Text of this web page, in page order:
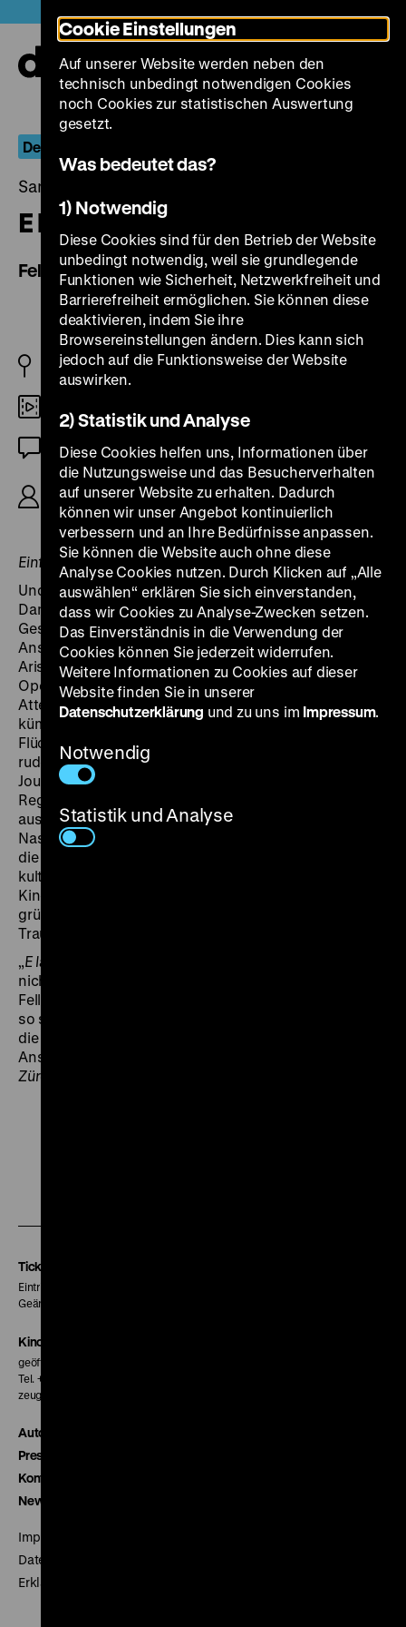
zum
Seiteninhalt
springen
Der globale Krieg
Samstag, 26. Juli 2014, 21.00 - 00.00 Uhr
E la nave va
Fellinis Schiff der Träume
IT/FR 1983
OmU
R/B: Federico Fellini, D: Freddie Jones, Barbara
Jefford, Victor Poletti, Pina Bausch, 132’
Einführung am 26.07.: Peter Niedermüller
Und das Schiff fährt davon. Auf einem luxuriösen
Dampfer findet sich im Sommer 1914 die feine
Gesellschaft der Jahrhundertwende ein, eine
Ansammlung von Künstlern, Politikern und
Aristokraten – unterwegs, um einer verstorbenen
Operndiva die letzte Ehre zu erweisen. Die Kunde vom
Attentat in Sarajewo wird vernommen, doch wen
kümmert es. Man nimmt sogar eine Gruppe serbischer
Flüchtlinge auf. Am Schluss, wenn alles vorbei ist,
rudert der Chronist der Reise, der italienische
Journalist Orlando (Freddie Jones, das alter ego des
Regisseurs), in einem Rettungsboot durch ein Meer
aus Papier, begleitet allein von einem stinkenden
Nashorn. Fellini liebt das Groteske, das Absurde und
die Ironie, und so ist sein Abgesang auf das alte,
kultivierte Europa zugleich auch ein Abgesang auf das
Kino. Ein Untergang in Schönheit, die Titanic lässt
grüßen. Hier aber ist der Untergang frei von
Traurigkeit, er ist eine heitere Angelegenheit.
„E la nave va
nicht immer (...) wirklich etwas zu lachen gibt. Die Filme
Fellinis waren eigentlich immer komische Filme, weil –
so sein Verständnis der modernen Wirklichkeit – einzig
die Komik noch das Tragische unserer Situation zur
Anschaulichkeit zu bringen imstande ist.“ (
Zürcher Zeitung
Tickets
Eintritt 5 €
Geänderte Preise sind im Programm vermerkt.
Kinokasse
geöffnet 30 Minuten vor Beginn der ersten Vorstellung
Tel. + 49 30 20304-770
zeughauskino@dhm.de
Autor*innen
Presse
Kontakt
Newsletter
Impressum
Datenschutz
Erklärung digitale Barrierefreiheit
Cookie Einstellungen
Auf unserer Website werden neben den
technisch unbedingt notwendigen Cookies
noch Cookies zur statistischen Auswertung
gesetzt.
Was bedeutet das?
1) Notwendig
Diese Cookies sind für den Betrieb der Website
unbedingt notwendig, weil sie grundlegende
Funktionen wie Sicherheit, Netzwerkfreiheit und
Barrierefreiheit ermöglichen. Sie können diese
deaktivieren, indem Sie ihre
Browsereinstellungen ändern. Dies kann sich
jedoch auf die Funktionsweise der Website
auswirken.
2) Statistik und Analyse
Diese Cookies helfen uns, Informationen über
die Nutzungsweise und das Besucherverhalten
auf unserer Website zu erhalten. Dadurch
können wir unser Angebot kontinuierlich
verbessern und an Ihre Bedürfnisse anpassen.
Sie können die Website auch ohne diese
Analyse Cookies nutzen. Durch Klicken auf „Alle
auswählen“ erklären Sie sich einverstanden,
dass wir Cookies zu Analyse-Zwecken setzen.
Das Einverständnis in die Verwendung der
Cookies können Sie jederzeit widerrufen.
Weitere Informationen zu Cookies auf dieser
Website finden Sie in unserer
Datenschutzerklärung und zu uns im Impressum.
Notwendig
Statistik und Analyse